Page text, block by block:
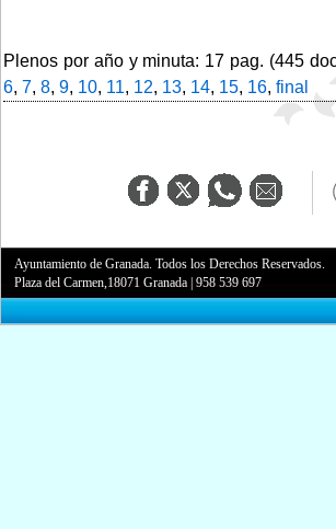
Plenos por año y minuta: 17 pag. (445
6, 7, 8, 9, 10, 11, 12, 13, 14, 15, 16, final
Ayuntamiento de Granada. Todos los Derechos Reservados.
Plaza del Carmen,18071 Granada |958 539 697